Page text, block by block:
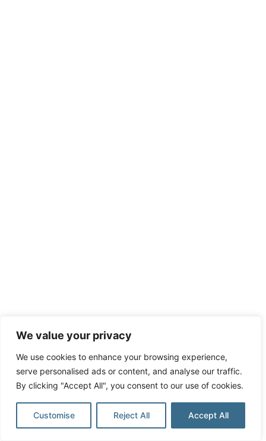
We value your privacy
We use cookies to enhance your browsing experience,
serve personalised ads or content, and analyse our traffic.
By clicking "Accept All", you consent to our use of cookies.
Customise Reject All Accept All